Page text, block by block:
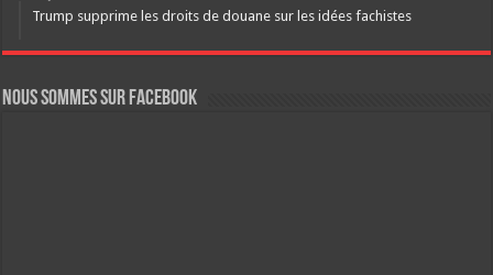
Trump supprime les droits de douane sur les idées fachistes
Nous sommes sur FaceBook